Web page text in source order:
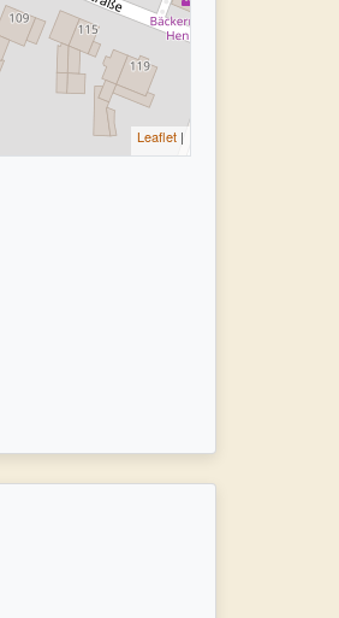
Leaflet |